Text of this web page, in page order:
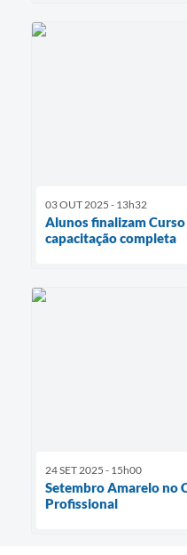
03 OUT 2025 - 13h32
Alunos finalizam
capacitação completa
24 SET 2025 - 15h00
Setembro Amarelo no
Profissional